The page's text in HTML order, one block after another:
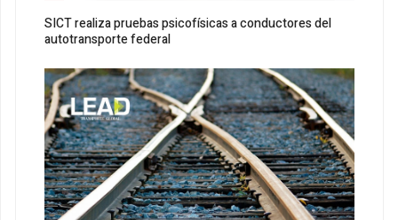
SICT realiza pruebas psicofísicas a conductores del
autotransporte federal